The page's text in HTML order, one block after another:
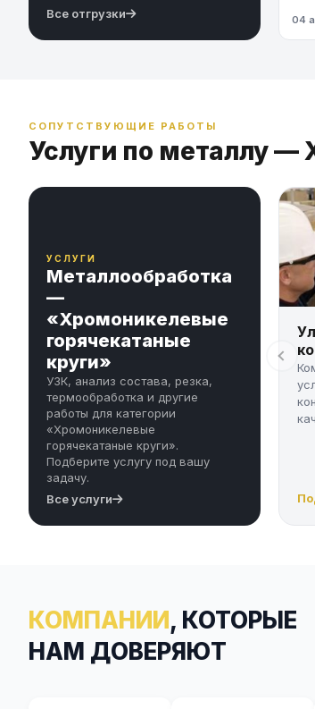
Все отгрузки
04
СОПУТСТВУЮЩИЕ РАБОТЫ
Услуги по металлу —
УСЛУГИ
Металлообработка
—
«Хромоникелевые
горячекатаные
круги»
УЗК, анализ состава, резка,
термообработка и другие
работы для категории
«Хромоникелевые
горячекатаные круги».
Подберите услугу под вашу
задачу.
Все услуги
КОМПАНИИ, КОТОРЫЕ
НАМ ДОВЕРЯЮТ